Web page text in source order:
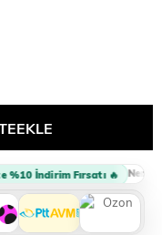
%10 İndirim Fırsatı 🔥